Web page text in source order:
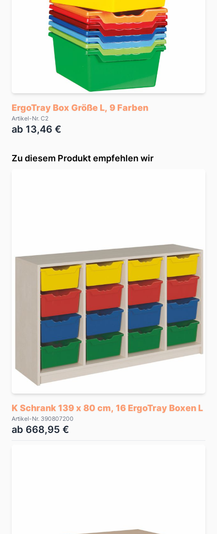
ErgoTray Box Größe L, 9 Farben
Artikel-Nr. C2
ab 13,46 €
Zu diesem Produkt empfehlen wir
K Schrank 139 x 80 cm, 16 ErgoTray Boxen L
Artikel-Nr. 390807200
ab 668,95 €